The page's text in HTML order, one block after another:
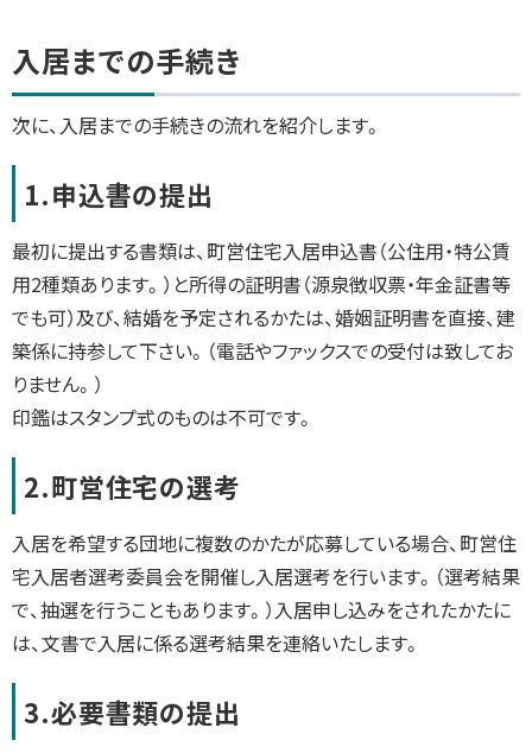
こ
の
ペ
ー
関
す
お
問
い
わ
せ
入居までの手続き
次に、入居までの手続きの流れを紹介します。
1.申込書の提出
最初に提出する書類は、町営住宅入居申込書（公住用・特公賃
用2種類あります。）と所得の証明書（源泉徴収票・年金証書等
でも可）及び、結婚を予定されるかたは、婚姻証明書を直接、建
築係に持参して下さい。（電話やファックスでの受付は致してお
りません。）
印鑑はスタンプ式のものは不可です。
2.町営住宅の選考
入居を希望する団地に複数のかたが応募している場合、町営住
宅入居者選考委員会を開催し入居選考を行います。（選考結果
で、抽選を行うこともあります。）入居申し込みをされたかたに
は、文書で入居に係る選考結果を連絡いたします。
3.必要書類の提出